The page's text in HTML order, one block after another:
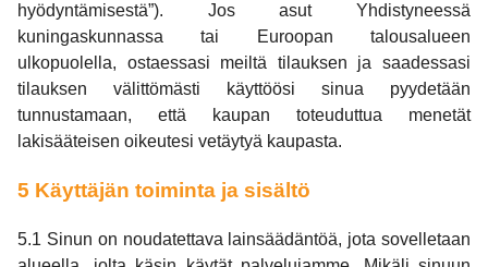
hyödyntämisestä”). Jos asut Yhdistyneessä
kuningaskunnassa tai Euroopan talousalueen
ulkopuolella, ostaessasi meiltä tilauksen ja saadessasi
tilauksen välittömästi käyttöösi sinua pyydetään
tunnustamaan, että kaupan toteuduttua menetät
lakisääteisen oikeutesi vetäytyä kaupasta.
5 Käyttäjän toiminta ja sisältö
5.1 Sinun on noudatettava lainsäädäntöä, jota sovelletaan